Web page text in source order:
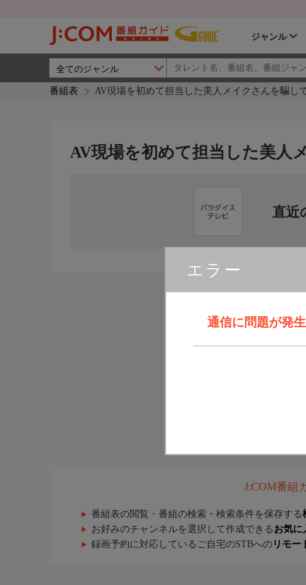
ジャンル
番組表 AV現場を初めて担当した美人メイクさんを騙し
エラー
通信に問題が発
AV現場を初めて担当した美人
直近
J:COM番組
番組表の閲覧・番組の検索・検索条件を保存する
お好みのチャンネルを選択して作成できる お気に
録画予約に対応しているご自宅のSTBへの リモー